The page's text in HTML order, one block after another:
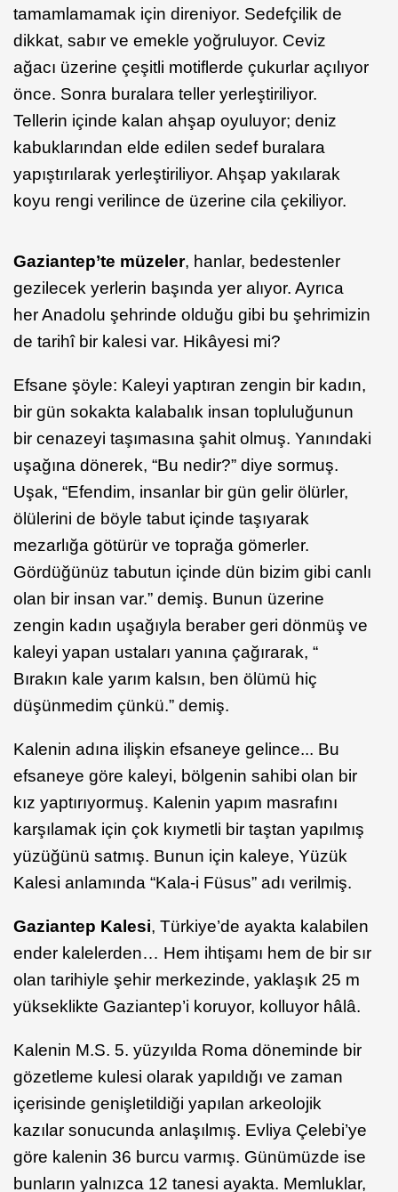
tamamlamamak için direniyor. Sedefçilik de
dikkat, sabır ve emekle yoğruluyor. Ceviz
ağacı üzerine çeşitli motiflerde çukurlar açılıyor
önce. Sonra buralara teller yerleştiriliyor.
Tellerin içinde kalan ahşap oyuluyor; deniz
kabuklarından elde edilen sedef buralara
yapıştırılarak yerleştiriliyor. Ahşap yakılarak
koyu rengi verilince de üzerine cila çekiliyor.
Gaziantep’te müzeler, hanlar, bedestenler
gezilecek yerlerin başında yer alıyor. Ayrıca
her Anadolu şehrinde olduğu gibi bu şehrimizin
de tarihî bir kalesi var. Hikâyesi mi?
Efsane şöyle: Kaleyi yaptıran zengin bir kadın,
bir gün sokakta kalabalık insan topluluğunun
bir cenazeyi taşımasına şahit olmuş. Yanındaki
uşağına dönerek, “Bu nedir?” diye sormuş.
Uşak, “Efendim, insanlar bir gün gelir ölürler,
ölülerini de böyle tabut içinde taşıyarak
mezarlığa götürür ve toprağa gömerler.
Gördüğünüz tabutun içinde dün bizim gibi canlı
olan bir insan var.” demiş. Bunun üzerine
zengin kadın uşağıyla beraber geri dönmüş ve
kaleyi yapan ustaları yanına çağırarak, “
Bırakın kale yarım kalsın, ben ölümü hiç
düşünmedim çünkü.” demiş.
Kalenin adına ilişkin efsaneye gelince... Bu
efsaneye göre kaleyi, bölgenin sahibi olan bir
kız yaptırıyormuş. Kalenin yapım masrafını
karşılamak için çok kıymetli bir taştan yapılmış
yüzüğünü satmış. Bunun için kaleye, Yüzük
Kalesi anlamında “Kala-i Füsus” adı verilmiş.
Gaziantep Kalesi, Türkiye’de ayakta kalabilen
ender kalelerden… Hem ihtişamı hem de bir sır
olan tarihiyle şehir merkezinde, yaklaşık 25 m
yükseklikte Gaziantep’i koruyor, kolluyor hâlâ.
Kalenin M.S. 5. yüzyılda Roma döneminde bir
gözetleme kulesi olarak yapıldığı ve zaman
içerisinde genişletildiği yapılan arkeolojik
kazılar sonucunda anlaşılmış. Evliya Çelebi’ye
göre kalenin 36 burcu varmış. Günümüzde ise
bunların yalnızca 12 tanesi ayakta. Memluklar,